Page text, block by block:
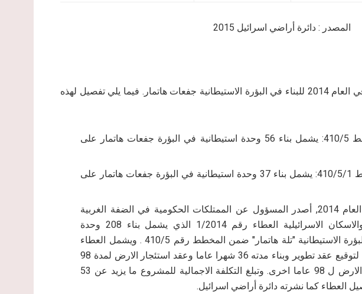
المصدر : دائرة أراضي اسرائيل 2015
كما ان هناك عطاءات اخرى صدرت في العام 2014 للبناء في البؤرة الاستيطانية جفعات هاتمار. فيما يلي تفصيل لهذه
العطاء رقم 167/2014 ضمن المخطط 410/5: يشمل بناء 56 وحدة استيطانية في البؤرة جفعات هاتمار على
العطاء رقم 216/2014 ضمن المخطط 410/5/1: يشمل بناء 37 وحدة استيطانية في البؤرة جفعات هاتمار على
كذلك في الثلاثين من شهر اذار من العام 2014, أصدر المسؤول عن الممتلكات الحكومية في الضفة الغربية
المحتلة وبالتعاون مع وزارة البناء والاسكان الاسرائيلية العطاء رقم 1/2014 الذي يشمل بناء 208 وحدة
استيطانية جديدة (تسعة بنايات) في البؤرة الاستيطانية "تلة هاتمار" ضمن المخطط رقم 410/5 . ويشمل العطاء
الصادر أيضا الدعوة الى تقديم عروض لتوقيع عقد تطوير وبناء مدته 36 شهرا عاما وعقد استئجار الارض لمدة 98
عاما مع امكانية تمديد فترة استئجار الارض ل 98 عاما اخرى. وتبلغ التكلفة الاجمالية للمشروع ما يزيد عن 53